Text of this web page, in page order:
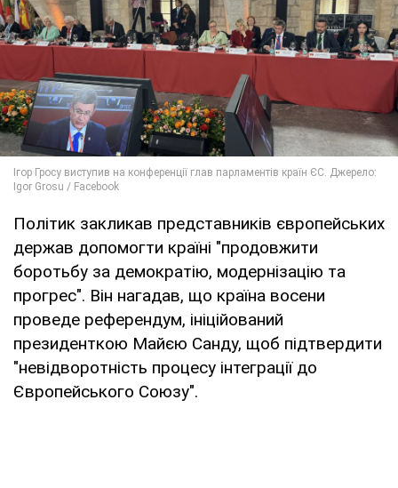
Політик закликав представників європейських
держав допомогти країні "продовжити
боротьбу за демократію, модернізацію та
прогрес". Він нагадав, що країна восени
проведе референдум, ініційований
президенткою Майєю Санду, щоб підтвердити
"невідворотність процесу інтеграції до
Європейського Союзу".